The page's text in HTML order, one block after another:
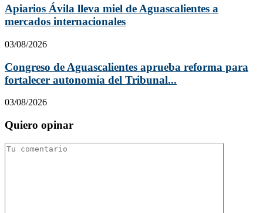
Apiarios Ávila lleva miel de Aguascalientes a
mercados internacionales
03/08/2026
Congreso de Aguascalientes aprueba reforma para
fortalecer autonomía del Tribunal...
03/08/2026
Quiero opinar